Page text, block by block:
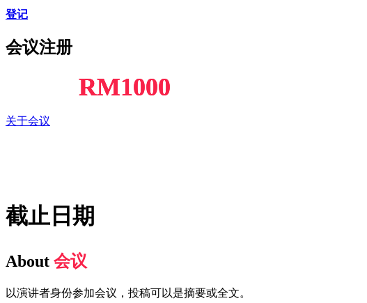
登记
会议注册
RM1000
关于会议
截止日期
About 会议
以演讲者身份参加会议，投稿可以是摘要或全文。